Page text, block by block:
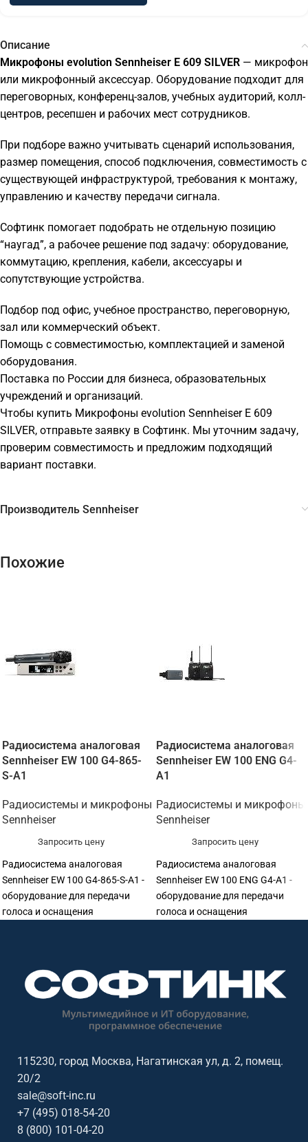
Описание
Микрофоны evolution Sennheiser E 609 SILVER — микрофон
или микрофонный аксессуар. Оборудование подходит для
переговорных, конференц-залов, учебных аудиторий, колл-
центров, ресепшен и рабочих мест сотрудников.
При подборе важно учитывать сценарий использования,
размер помещения, способ подключения, совместимость с
существующей инфраструктурой, требования к монтажу,
управлению и качеству передачи сигнала.
Софтинк помогает подобрать не отдельную позицию
“наугад”, а рабочее решение под задачу: оборудование,
коммутацию, крепления, кабели, аксессуары и
сопутствующие устройства.
Подбор под офис, учебное пространство, переговорную,
зал или коммерческий объект.
Помощь с совместимостью, комплектацией и заменой
оборудования.
Поставка по России для бизнеса, образовательных
учреждений и организаций.
Чтобы купить Микрофоны evolution Sennheiser E 609
SILVER, отправьте заявку в Софтинк. Мы уточним задачу,
проверим совместимость и предложим подходящий
вариант поставки.
Производитель Sennheiser
Похожие
Радиосистема аналоговая
Sennheiser EW 100 G4-865-
S-A1
Радиосистемы и микрофоны
Sennheiser
Запросить цену
Радиосистема аналоговая
Sennheiser EW 100 G4-865-S-A1 -
оборудование для передачи
голоса и оснащения
центров, ресепшен и рабочих
мест сотрудников. Софтинк
оборудование под задачу,
бюджет. Особенности: бренд
Радиосистема аналоговая
Sennheiser EW 100 ENG G4-
A1
Радиосистемы и микрофоны
Sennheiser
Запросить цену
Радиосистема аналоговая
Sennheiser EW 100 ENG G4-A1 -
оборудование для передачи
голоса и оснащения
центров, ресепшен и рабочих
мест сотрудников. Софтинк
оборудование под задачу,
бюджет. Особенности: бренд
115230, город Москва, Нагатинская ул, д. 2, помещ.
20/2
sale@soft-inc.ru
+7 (495) 018-54-20
8 (800) 101-04-20